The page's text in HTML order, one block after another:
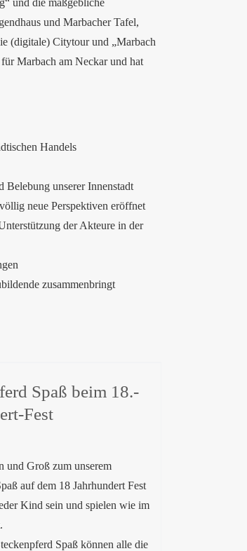
und die maßgebliche
und Marbacher Tafel,
(digitale) Citytour und „Marbach
Marbach am Neckar und hat
Handels
unserer Innenstadt
neue Perspektiven eröffnet
der Akteure in der
zusammenbringt
Jahrhundert-Fest
Spaß beim 18.-
Fest
und Groß zum unserem
auf dem 18 Jahrhundert Fest
Kind sein und spielen wie im
Spaß können alle die